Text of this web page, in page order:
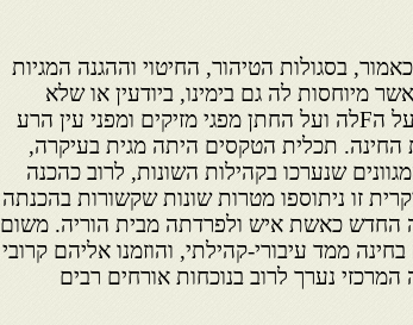
בסגולות הטיהור, החיטוי וההגנה המגיות
מיוחסות לה גם בימינו, ביודעין או שלא
ביודעין. המטרה הראשונה היתה להגן על הFלה ועל החתן מפגי מזיקים ומפני עין הרע
החינה. תכלית הטקסים היתה מגית בעיקרה,
שנערכו בקהילות השונות, לרוב כהכנה
זו ניתוספו מטרות שונות שקשורות בהכנתה
כאשת איש ולפרדתה מבית הוריה. משום
ממד עיבורי-קהילתי, והוזמנו אליהם קרובי
נערך לרוב בנוכחות אורחים רבים